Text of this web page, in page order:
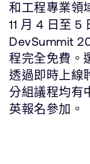
和工程專業領
11 月 4 日至 5
DevSummit
程完全免費。
透過即時上線
分組議程均有
英報名參加。